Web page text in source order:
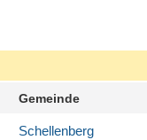
Gemeinde
Schellenberg